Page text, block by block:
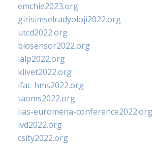
emchie2023.org
girisimselradyoloji2022.org
utcd2022.org
biosensor2022.org
ialp2022.org
klivet2022.org
ifac-hms2022.org
taoms2022.org
iias-euromena-conference2022.org
ivd2022.org
csity2022.org